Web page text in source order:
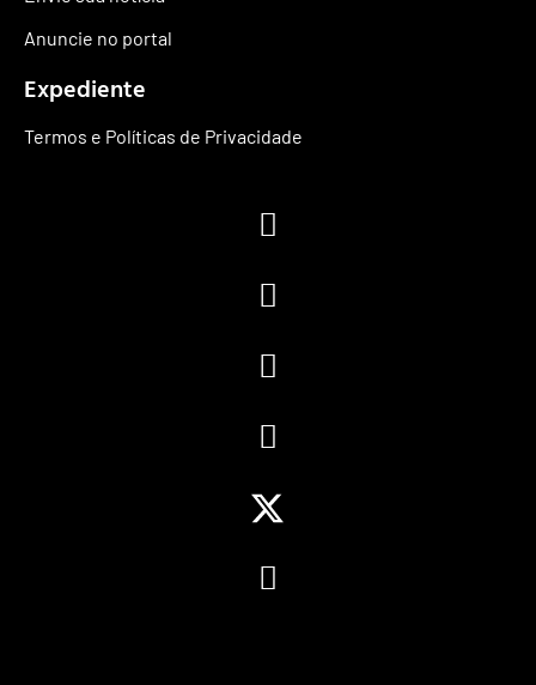
Anuncie no portal
Expediente
Termos e Políticas de Privacidade